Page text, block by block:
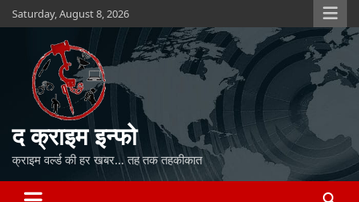
Skip
to
Saturday, August 8, 2026
द क्राइम इन्फो
क्राइम वर्ल्ड की हर खबर… तह तक तहकीकात